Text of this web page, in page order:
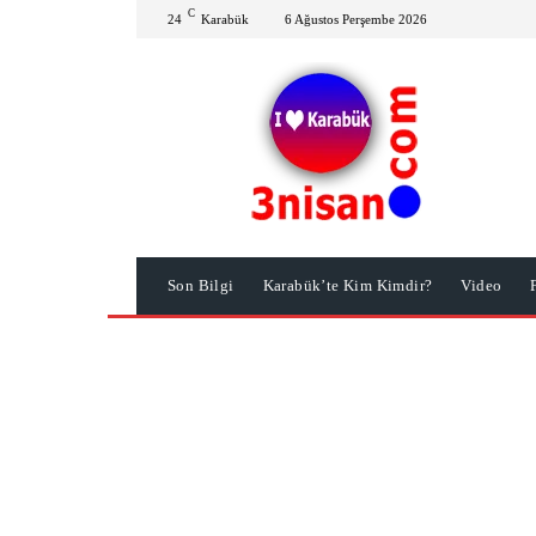
24 C Karabük 6 Ağustos Perşembe 2026
Son Bilgi Karabük’te Kim Kimdir? Video